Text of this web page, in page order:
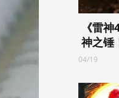
《雷
神之锤
04/19